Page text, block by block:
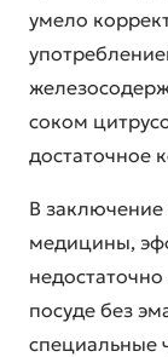
умело
соком
достаточное
В
медицины,
посуде без
специальные